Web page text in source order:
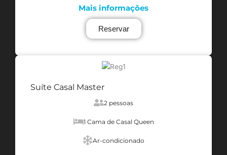
Mais informações
Reservar
Suíte Casal Master
2 pessoas
1 Cama de Casal Queen
Ar-condicionado